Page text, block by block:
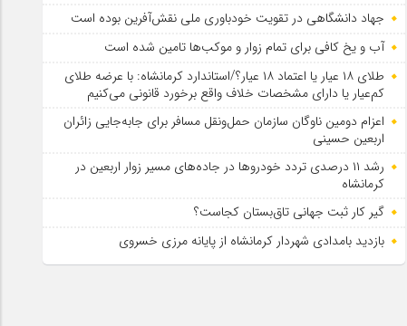
جهاد دانشگاهی در تقویت خودباوری ملی نقش‌آفرین بوده است
آب و یخ کافی برای تمام زوار و موکب‌ها تامین شده است
طلای ۱۸ عیار یا اعتماد ۱۸ عیار؟/استاندارد کرمانشاه: با عرضه طلای
کم‌عیار یا دارای مشخصات خلاف واقع برخورد قانونی می‌کنیم
اعزام دومین ناوگان سازمان حمل‌ونقل مسافر برای جابه‌جایی زائران
اربعین حسینی
رشد ۱۱ درصدی تردد خودروها در جاده‌های مسیر زوار اربعین در
کرمانشاه
گیر کار ثبت جهانی تاق‌بستان کجاست؟
بازدید بامدادی شهردار کرمانشاه از پایانه مرزی خسروی